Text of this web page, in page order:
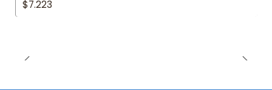
$7.223